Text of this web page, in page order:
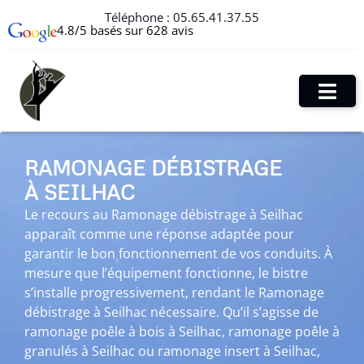
Téléphone : 05.65.41.37.55
4.8/5 basés sur 628 avis
RAMONAGE DÉBISTRAGE
À SEILHAC
Le recours au Ramonage débistrage à Seilhac
apparaît comme une réponse adaptée pour
garantir le bon fonctionnement de vos conduits. À
mesure que l’équipement fonctionne, le bistre
s’installe progressivement, rendant le Ramonage
débistrage à Seilhac nécessaire. Qu’il s’agisse de
ramonage poêle à bois à Seilhac, ramonage poêle à
granulés à Seilhac ou ramonage insert à Seilhac,